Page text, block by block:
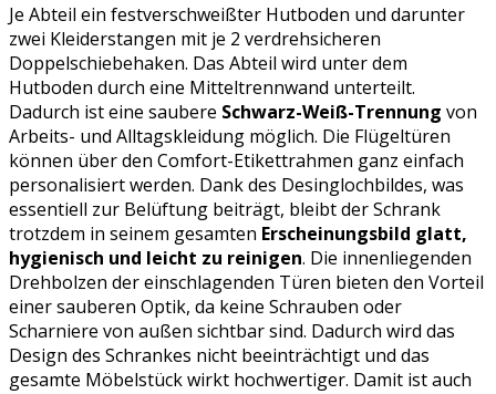
Je Abteil ein festverschweißter Hutboden und darunter
zwei Kleiderstangen mit je 2 verdrehsicheren
Doppelschiebehaken. Das Abteil wird unter dem
Hutboden durch eine Mitteltrennwand unterteilt.
Dadurch ist eine saubere Schwarz-Weiß-Trennung von
Arbeits- und Alltagskleidung möglich. Die Flügeltüren
können über den Comfort-Etikettrahmen ganz einfach
personalisiert werden. Dank des Desinglochbildes, was
essentiell zur Belüftung beiträgt, bleibt der Schrank
trotzdem in seinem gesamten Erscheinungsbild glatt,
hygienisch und leicht zu reinigen. Die innenliegenden
Drehbolzen der einschlagenden Türen bieten den Vorteil
einer sauberen Optik, da keine Schrauben oder
Scharniere von außen sichtbar sind. Dadurch wird das
Design des Schrankes nicht beeinträchtigt und das
gesamte Möbelstück wirkt hochwertiger. Damit ist auch